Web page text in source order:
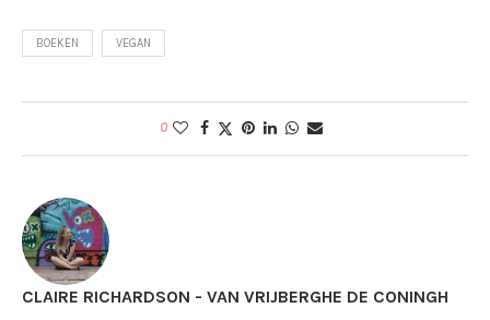
BOEKEN VEGAN
0
CLAIRE RICHARDSON - VAN VRIJBERGHE DE CONINGH